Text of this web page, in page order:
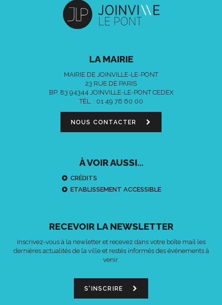
LA MAIRIE
MAIRIE DE JOINVILLE-LE-PONT
23 RUE DE PARIS
BP. 83 94344 JOINVILLE-LE-PONT CEDEX
TÉL. : 01 49 76 60 00
NOUS CONTACTER
À VOIR AUSSI...
CRÉDITS
ETABLISSEMENT ACCESSIBLE
RECEVOIR LA NEWSLETTER
Inscrivez-vous à la newletter et recevez dans votre boîte mail les
dernières actualités de la ville et restés informés des événements à
venir.
S'INSCRIRE